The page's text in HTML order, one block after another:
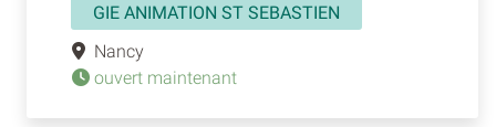
GIE ANIMATION ST SEBASTIEN
Nancy
ouvert maintenant